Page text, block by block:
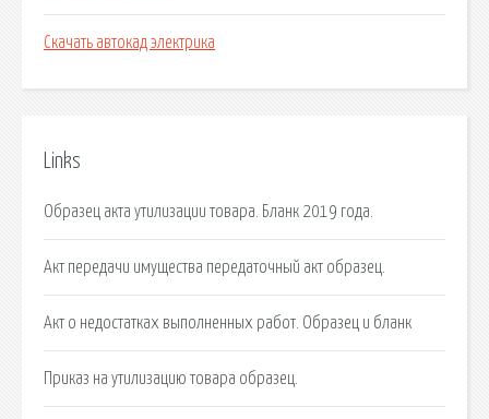
Скачать автокад электрика
Links
Образец акта утилизации товара. Бланк 2019 года.
Акт передачи имущества передаточный акт образец.
Акт о недостатках выполненных работ. Образец и бланк
Приказ на утилизацию товара образец.